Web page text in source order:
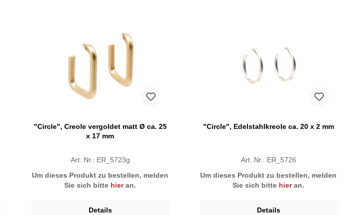
"Circle", Creole vergoldet matt Ø ca. 25
x 17 mm
Art. Nr.: ER_5723g
Um dieses Produkt zu bestellen, melden
Sie sich bitte hieran.
Details
"Circle", Edelstahlkreole ca. 20 x 2 mm
Art. Nr.: ER_5726
Um dieses Produkt zu bestellen, melden
Sie sich bitte hieran.
Details